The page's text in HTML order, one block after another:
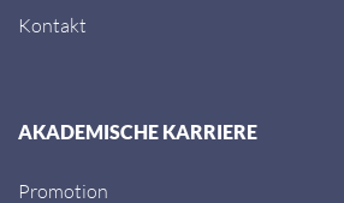
Kontakt
AKADEMISCHE KARRIERE
Promotion